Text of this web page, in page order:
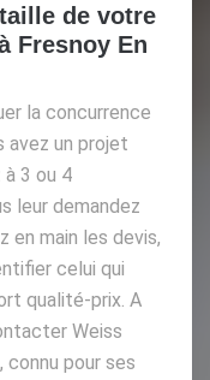
de votre
Fresnoy En
la concurrence
avez un projet
à 3 ou 4
leur demandez
en main les devis,
celui qui
qualité-prix. A
Weiss
connu pour ses